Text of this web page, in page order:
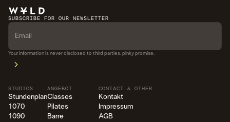
SUBSCRIBE FOR OUR NEWSLETTER
Your information is never disclosed to third parties. pinky promise.
STUDIOS
Stundenplan
1070
1090
ANGEBOT
Classes
Pilates
Barre
CONTACT & OTHER
Kontakt
Impressum
AGB